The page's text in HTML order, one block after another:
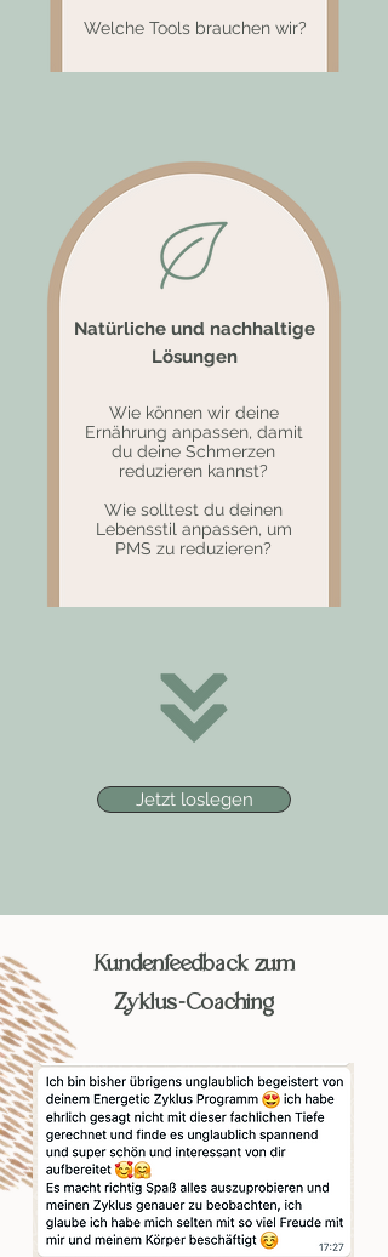
Welche Tools brauchen wir?
Natürliche und nachhaltige
Lösungen
Wie können wir deine
Ernährung anpassen, damit
du deine Schmerzen
reduzieren kannst?
Wie solltest du deinen
Lebensstil anpassen, um
PMS zu reduzieren?
Jetzt loslegen
Kundenfeedback zum
Zyklus-Coaching